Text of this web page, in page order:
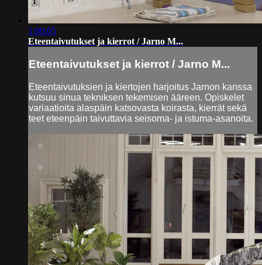
1:00:05
Eteentaivutukset ja kierrot / Jarno M...
Eteentaivutukset ja kierrot / Jarno M...
Eteentaivutuksien ja kiertojen harjoitus Jarnon kanssa
kutsuu sinua tekniksen tekemisen ääreen. Opiskelet
variaatioita alaspäin katsovasta koirasta, kierrät sekä
teet eteenpäin taivuttavia seisoma- ja istuma-asanoita.